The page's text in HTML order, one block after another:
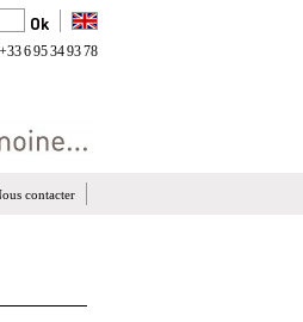
+33 6 95 34 93 78
contacter